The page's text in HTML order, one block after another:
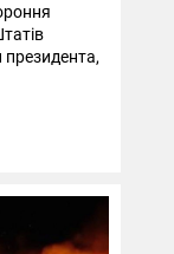
президента,